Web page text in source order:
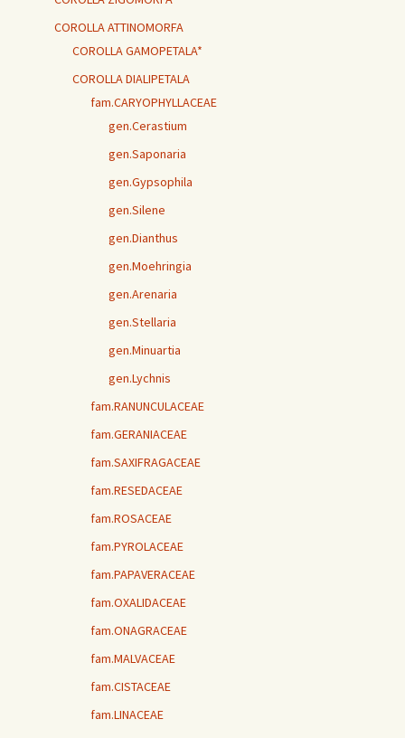
COROLLA ATTINOMORFA
COROLLA GAMOPETALA*
COROLLA DIALIPETALA
fam.CARYOPHYLLACEAE
gen.Cerastium
gen.Saponaria
gen.Gypsophila
gen.Silene
gen.Dianthus
gen.Moehringia
gen.Arenaria
gen.Stellaria
gen.Minuartia
gen.Lychnis
fam.RANUNCULACEAE
fam.GERANIACEAE
fam.SAXIFRAGACEAE
fam.RESEDACEAE
fam.ROSACEAE
fam.PYROLACEAE
fam.PAPAVERACEAE
fam.OXALIDACEAE
fam.ONAGRACEAE
fam.MALVACEAE
fam.CISTACEAE
fam.LINACEAE